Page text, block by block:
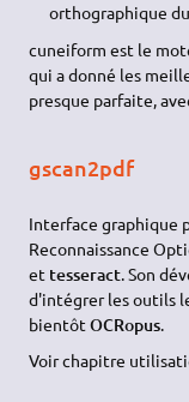
orthographique
cuneiform est le
qui a donné les
presque parfaite,
gscan2pdf
Interface graphique
Reconnaissance
et tesseract . Son
d'intégrer les outils
bientôtOCRopus
Voir chapitre